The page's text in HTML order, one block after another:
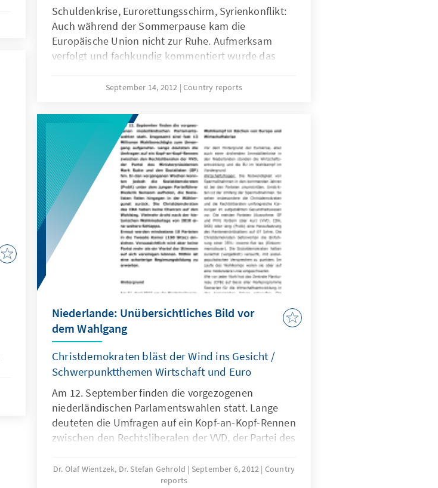
Schuldenkrise, Eurorettungsschirm, Syrienkonflikt:
Auch während der Sommerpause kam die
Europäische Union nicht zur Ruhe. Aufmerksam
verfolgt und fachkundig kommentiert wurde das
ansässigen Forschungsinstituten.
September 14, 2012 Country reports
Niederlande: Unübersichtliches Bild vor
dem Wahlgang
Christdemokraten bläst der Wind ins Gesicht /
Schwerpunktthemen Wirtschaft und Euro
Am 12. September finden die vorgezogenen
niederländischen Parlamentswahlen statt. Lange
deuteten die Umfragen auf ein Kopf-an-Kopf-Rennen
zwischen den Rechtsliberalen der VVD, der Partei des
(SP) hin. In den vergangenen Wochen konnten
jedoch die Sozialdemokraten (PvdA) unter dem
Dr. Olaf Wientzek, Dr. Stefan Gehrold September 6, 2012 Country
reports